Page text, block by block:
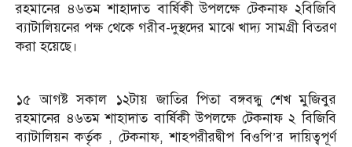
রহমানের ৪৬তম শাহাদাত বার্ষিকী উপলক্ষে টেকনাফ ২বিজিবি
ব্যাটালিয়নের পক্ষ থেকে গরীব-দুস্থদের মাঝে খাদ্য সামগ্রী বিতরণ
করা হয়েছে।
১৫ আগষ্ট সকাল ১২টায় জাতির পিতা বঙ্গবন্ধু শেখ মুজিবুর
রহমানের ৪৬তম শাহাদাত বার্ষিকী উপলক্ষে টেকনাফ ২ বিজিবি
ব্যাটালিয়ন কর্তৃক , টেকনাফ, শাহপরীরদ্বীপ বিওপি’র দায়িত্বপূর্ণ